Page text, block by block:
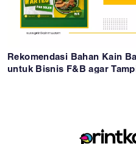
Rekomendasi Bahan Kain
untuk Bisnis F&B agar